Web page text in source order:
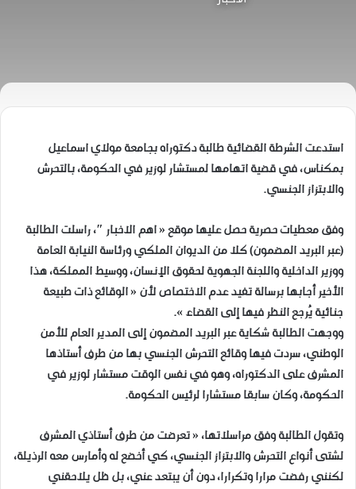
استدعت الشرطة القضائية طالبة دكتوراه بجامعة مولاي اسماعيل
بمكناس، في قضية اتهامها لمستشار لوزير في الحكومة، بالتحرش
والابتزاز الجنسي.
وفق معطيات حصرية حصل عليها موقع « اهم الاخبار ″، راسلت الطالبة
(عبر البريد المضمون) كلا من الديوان الملكي ورئاسة النيابة العامة
ووزير الداخلية واللجنة الجهوية لحقوق الإنسان، ووسيط المملكة، هذا
الأخير أجابها برسالة تفيد عدم الاختصاص لأن « الوقائع ذات طبيعة
جنائية يُرجع النظر فيها إلى القضاء ».
ووجهت الطالبة شكاية عبر البريد المضمون إلى المدير العام للأمن
الوطني، سردت فيها وقائع التحرش الجنسي بها من طرف أستاذها
المشرف على الدكتوراه، وهو في نفس الوقت مستشار لوزير في
الحكومة، وكان سابقا مستشارا لرئيس الحكومة.
وتقول الطالبة وفق مراسلاتها، « تعرضت من طرف أستاذي المشرف
لشتى أنواع التحرش والابتزاز الجنسي، كي أخضع له وأمارس معه الرذيلة،
لكنني رفضت مرارا وتكرارا، دون أن يبتعد عني، بل ظل يلاحقني